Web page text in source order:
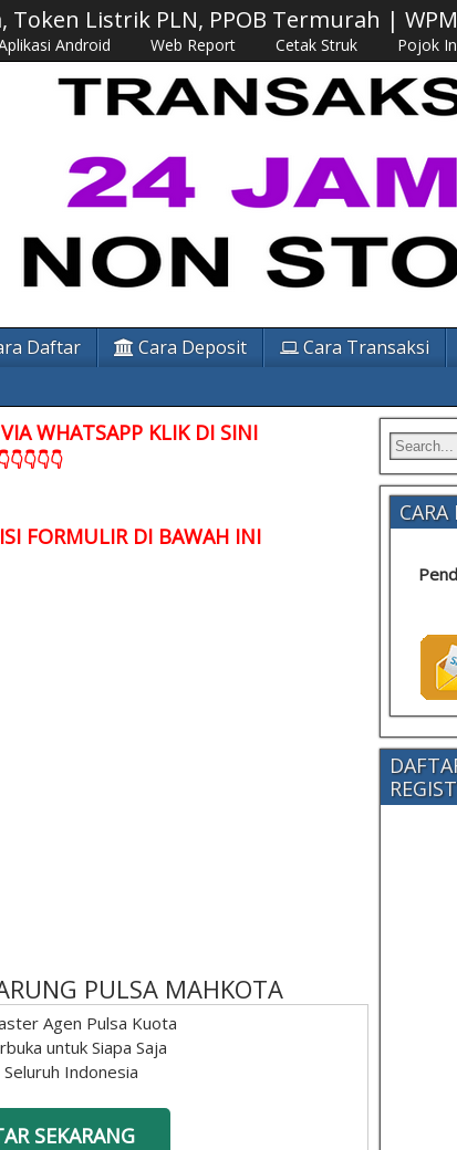
Token Listrik PLN, PPOB Termurah |
Android Web Report Cetak Struk Pojok
Daftar Cara Deposit Cara Transaksi
WHATSAPP KLIK DI SINI
FORMULIR DI BAWAH INI
PULSA MAHKOTA
Agen Pulsa Kuota
untuk Siapa Saja
Indonesia
SEKARANG
CARA